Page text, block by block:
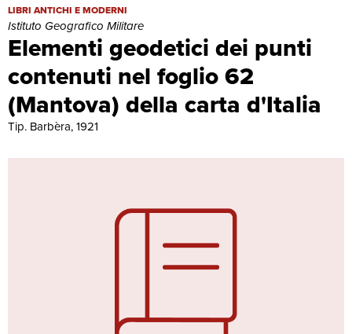
Elementi geodetici dei punti
contenuti nel foglio 62
(Mantova) della carta d'Italia
Elementi geodetici dei punti contenuti nel foglio 62 (Mantova)
LIBRI ANTICHI E MODERNI
Istituto Geografico Militare
Tip. Barbèra, 1921